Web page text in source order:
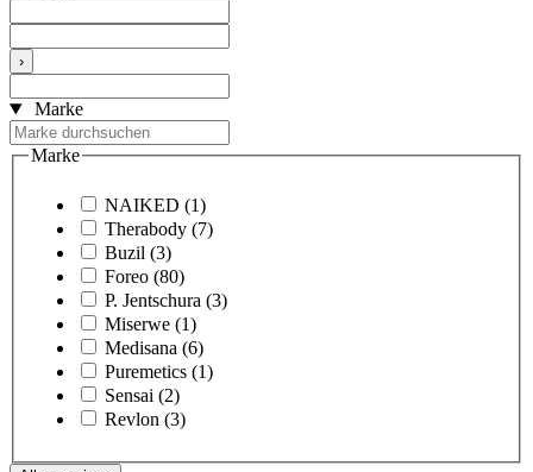
›
Marke
Marke
NAIKED (1)
Therabody (7)
Buzil (3)
Foreo (80)
P. Jentschura (3)
Miserwe (1)
Medisana (6)
Puremetics (1)
Sensai (2)
Revlon (3)